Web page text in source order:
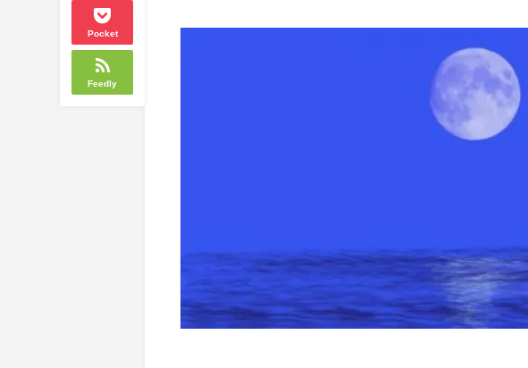
Pocket
Feedly